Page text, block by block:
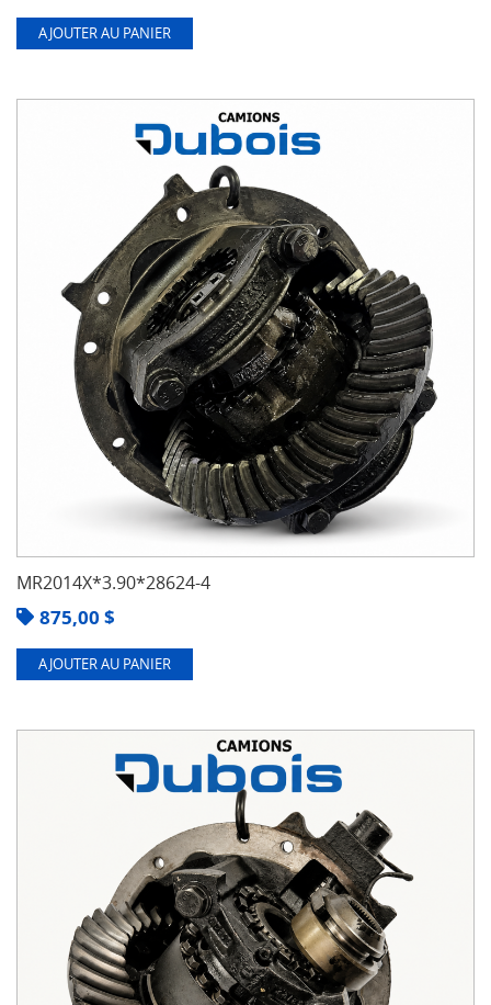
AJOUTER AU PANIER
MR2014X*3.90*28624-4
875,00 $
AJOUTER AU PANIER